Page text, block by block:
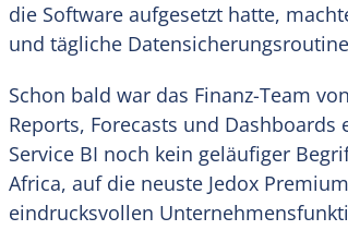
die Software aufgesetzt hatte,
und tägliche
Schon bald war das Finanz-Team
Reports, Forecasts und
Service BI noch kein geläufiger
Africa, auf die neuste Jedox
eindrucksvollen